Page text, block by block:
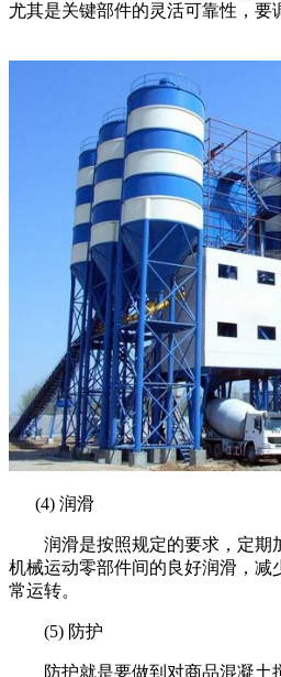
尤其是关键部件的灵活可靠性，要
(4) 润滑
润滑是按照规定的要求，定期
机械运动零部件间的良好润滑，减
常运转。
(5) 防护
防护就是要做到对商品混凝土